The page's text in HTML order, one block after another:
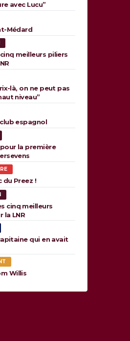
avec Lucu”
Médard
meilleurs piliers
là, on ne peut pas
niveau”
espagnol
pour la première
du Preez !
cinq meilleurs
la LNR
qui en avait
Willis